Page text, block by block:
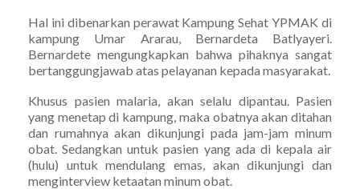
Hal ini dibenarkan perawat Kampung Sehat YPMAK di
kampung Umar Ararau, Bernardeta Batlyayeri.
Bernardete mengungkapkan bahwa pihaknya sangat
bertanggungjawab atas pelayanan kepada masyarakat.
Khusus pasien malaria, akan selalu dipantau. Pasien
yang menetap di kampung, maka obatnya akan ditahan
dan rumahnya akan dikunjungi pada jam-jam minum
obat. Sedangkan untuk pasien yang ada di kepala air
(hulu) untuk mendulang emas, akan dikunjungi dan
menginterview ketaatan minum obat.